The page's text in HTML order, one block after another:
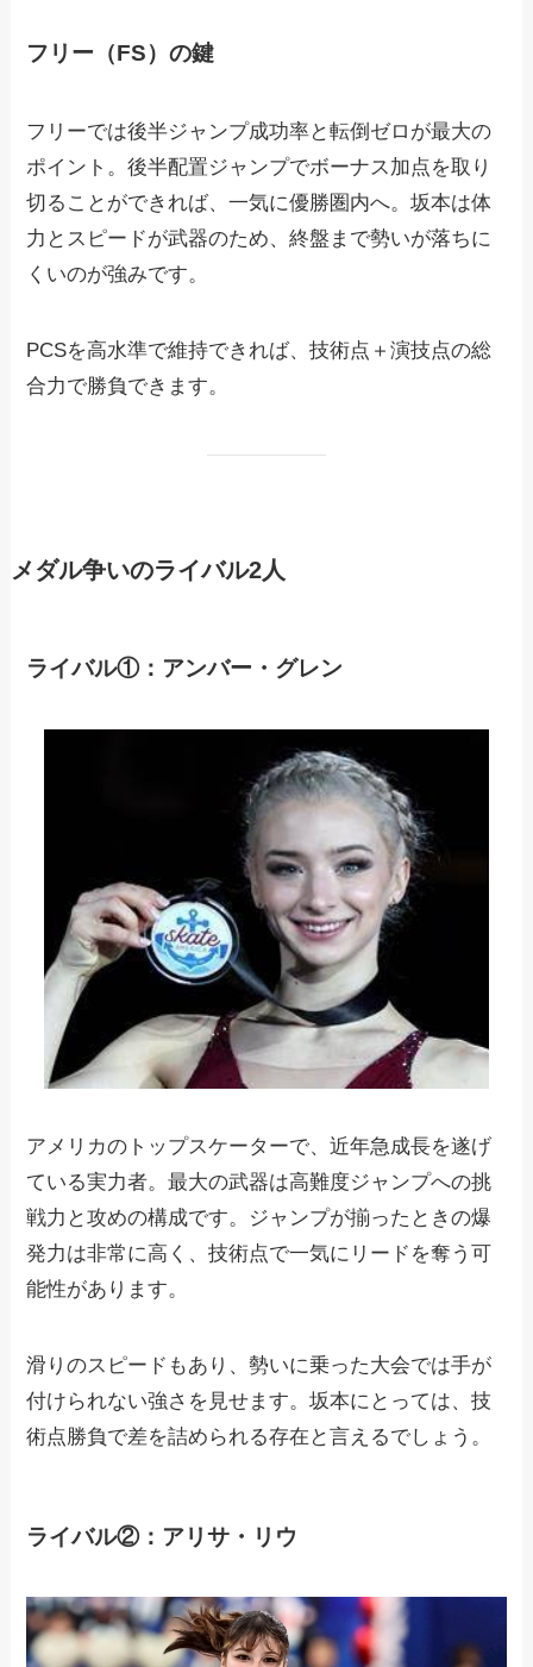
フリー（FS）の鍵
フリーでは後半ジャンプ成功率と転倒ゼロが最大の
ポイント。後半配置ジャンプでボーナス加点を取り
切ることができれば、一気に優勝圏内へ。坂本は体
力とスピードが武器のため、終盤まで勢いが落ちに
くいのが強みです。
PCSを高水準で維持できれば、技術点＋演技点の総
合力で勝負できます。
メダル争いのライバル2人
ライバル①：アンバー・グレン
アメリカのトップスケーターで、近年急成長を遂げ
ている実力者。最大の武器は高難度ジャンプへの挑
戦力と攻めの構成です。ジャンプが揃ったときの爆
発力は非常に高く、技術点で一気にリードを奪う可
能性があります。
滑りのスピードもあり、勢いに乗った大会では手が
付けられない強さを見せます。坂本にとっては、技
術点勝負で差を詰められる存在と言えるでしょう。
ライバル②：アリサ・リウ